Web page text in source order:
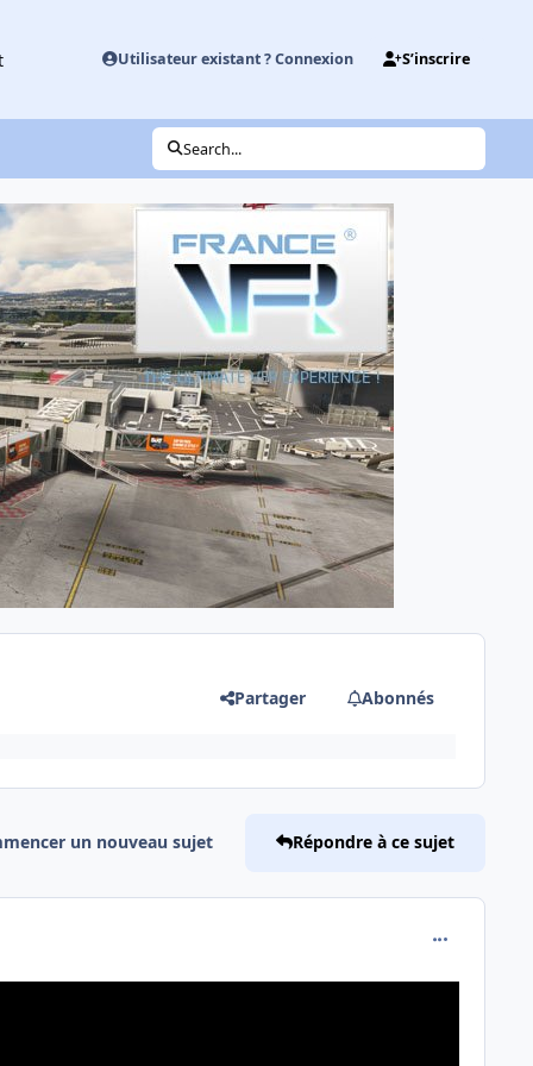
Utilisateur existant ? Connexion S’inscrire
Search...
Partager Abonnés
un nouveau sujet Répondre à ce sujet